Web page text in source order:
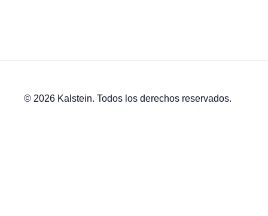
© 2026 Kalstein. Todos los derechos reservados.